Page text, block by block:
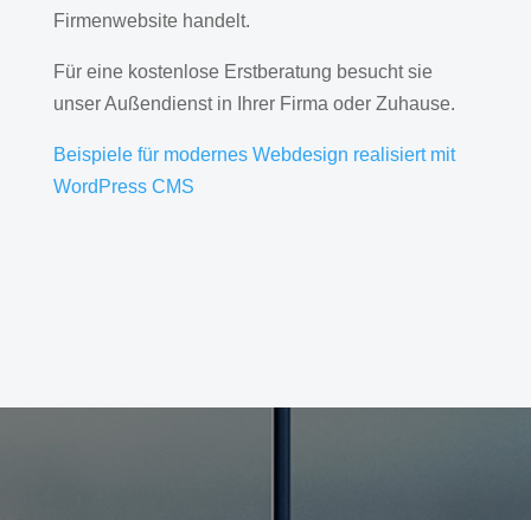
Firmenwebsite handelt.
Für eine kostenlose Erstberatung besucht sie
unser Außendienst in Ihrer Firma oder Zuhause.
Beispiele für modernes Webdesign realisiert mit
WordPress CMS